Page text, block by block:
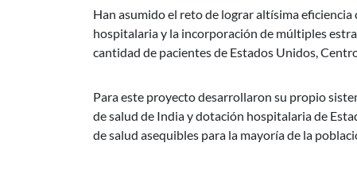
Han asumido el reto de lograr altísima
hospitalaria y la incorporación de múltiples
cantidad de pacientes de Estados Unidos,
Para este proyecto desarrollaron su propio
de salud de India y dotación hospitalaria de
de salud asequibles para la mayoría de la